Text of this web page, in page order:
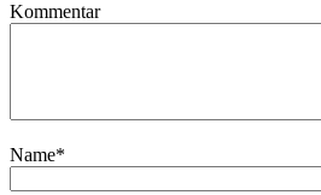
Kommentar
Name*